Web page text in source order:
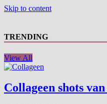
Skip to content
TRENDING
View All
Collageen shots van